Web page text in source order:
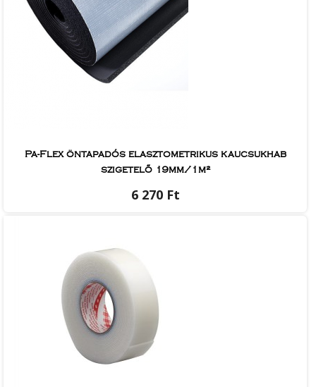
Pa-Flex öntapadós elasztometrikus kaucsukhab
szigetelő 19mm/1m²
6 270 Ft